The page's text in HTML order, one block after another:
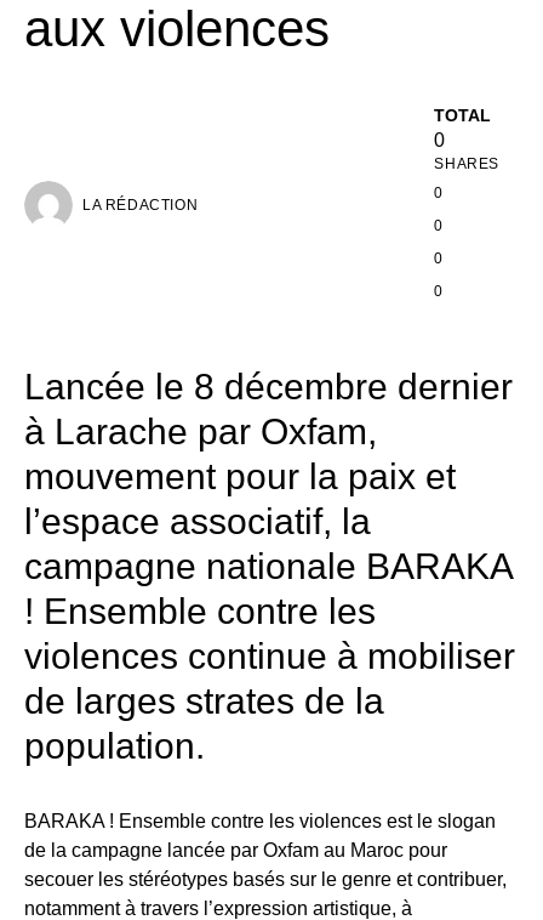
aux violences
LA RÉDACTION
TOTAL
0
SHARES
0
0
0
0
Lancée le 8 décembre dernier
à Larache par Oxfam,
mouvement pour la paix et
l’espace associatif, la
campagne nationale BARAKA
! Ensemble contre les
violences continue à mobiliser
de larges strates de la
population.
BARAKA ! Ensemble contre les violences est le slogan
de la campagne lancée par Oxfam au Maroc pour
secouer les stéréotypes basés sur le genre et contribuer,
notamment à travers l’expression artistique, à